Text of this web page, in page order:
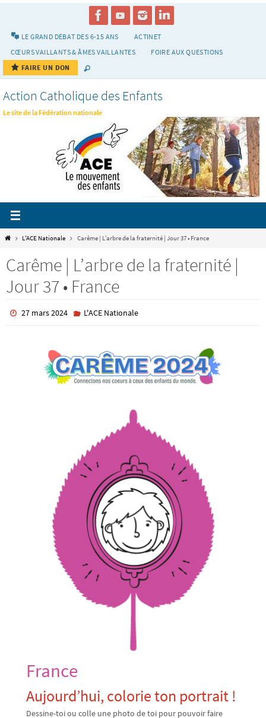
LE GRAND DÉBAT DES 6-15 ANS
ACTINET
CŒURS VAILLANTS & ÂMES VAILLANTES
FOIRE AUX QUESTIONS
FAIRE UN DON
Action Catholique des Enfants
Le site de la Fédération nationale
HomeL'ACE Nationale Carême | L’arbre de la fraternité | Jour 37 • France
Carême | L’arbre de la fraternité |
Jour 37 • France
27 mars 2024 L'ACE Nationale
France
Aujourd’hui, colorie ton portrait !
Dessine-toi ou colle une photo de toi pour pouvoir faire